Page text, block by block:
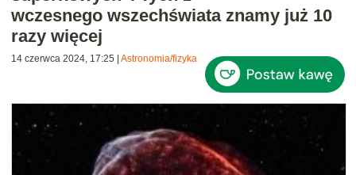
wczesnego wszechświata znamy już 10
razy więcej
14 czerwca 2024, 17:25 Astronomia/fizyka